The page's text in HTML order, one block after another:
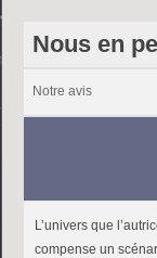
Nous en
Notre avis
L’univers que
compense un